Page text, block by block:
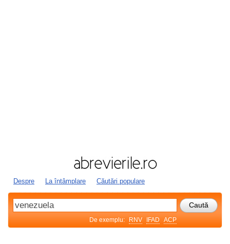
Despre La întâmplare Căutări populare
De exemplu: RNV IFAD ACP